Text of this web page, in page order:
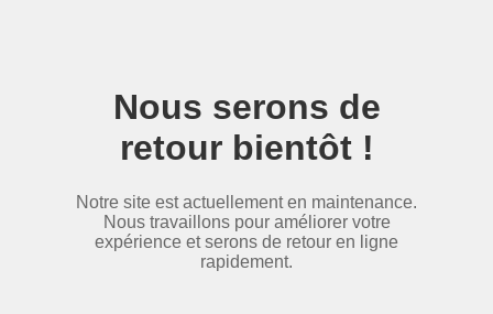
Nous serons de
retour bientôt !
Notre site est actuellement en maintenance.
Nous travaillons pour améliorer votre
expérience et serons de retour en ligne
rapidement.